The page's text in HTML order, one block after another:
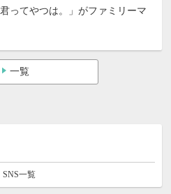
君ってやつは。」がファミリーマ
一覧
SNS一覧